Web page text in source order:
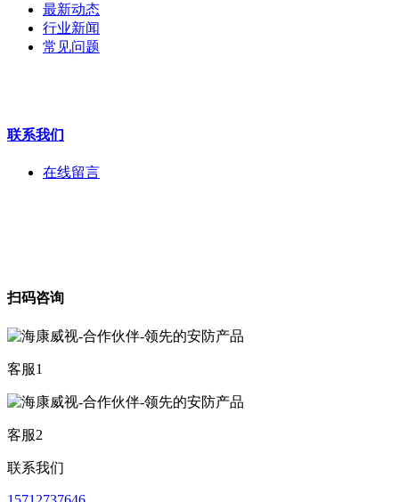
安检门
工程宝
海康机器人
最新动态
行业新闻
常见问题
联系我们
在线留言
扫码咨询
客服1
客服2
联系我们